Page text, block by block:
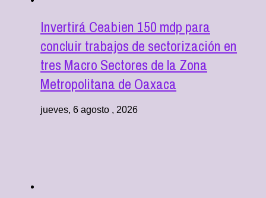
Invertirá Ceabien 150 mdp para
concluir trabajos de sectorización en
tres Macro Sectores de la Zona
Metropolitana de Oaxaca
jueves, 6 agosto , 2026